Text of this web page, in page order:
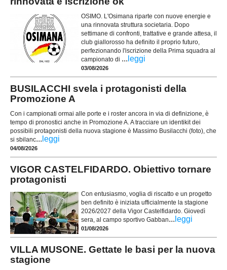
OSIMO. L'Osimana riparte con nuove energie e
una rinnovata struttura societaria. Dopo
settimane di confronti, trattative e grande attesa, il
club giallorosso ha definito il proprio futuro,
perfezionando l'iscrizione della Prima squadra al
campionato di ... leggi
03/08/2026
BUSILACCHI svela i protagonisti della
Promozione A
Con i campionati ormai alle porte e i roster ancora in via di definizione, è
tempo di pronostici anche in Promozione A. A tracciare un identikit dei
possibili protagonisti della nuova stagione è Massimo Busilacchi (foto), che
si sbilanc... leggi
04/08/2026
VIGOR CASTELFIDARDO. Obiettivo tornare
protagonisti
Con entusiasmo, voglia di riscatto e un progetto
ben definito è iniziata ufficialmente la stagione
2026/2027 della Vigor Castelfidardo. Giovedì
sera, al campo sportivo Gabban... leggi
01/08/2026
VILLA MUSONE. Gettate le basi per la nuova
stagione